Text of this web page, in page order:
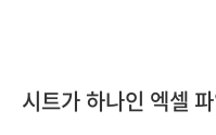
시트가 하나인 엑셀